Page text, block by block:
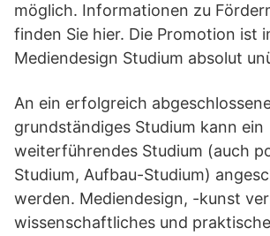
möglich. Informationen zu
finden Sie hier. Die Promotion ist
Mediendesign Studium absolut
An ein erfolgreich
grundständiges Studium kann ein
weiterführendes Studium (auch
Studium, Aufbau-Studium)
werden. Mediendesign, -kunst
wissenschaftliches und